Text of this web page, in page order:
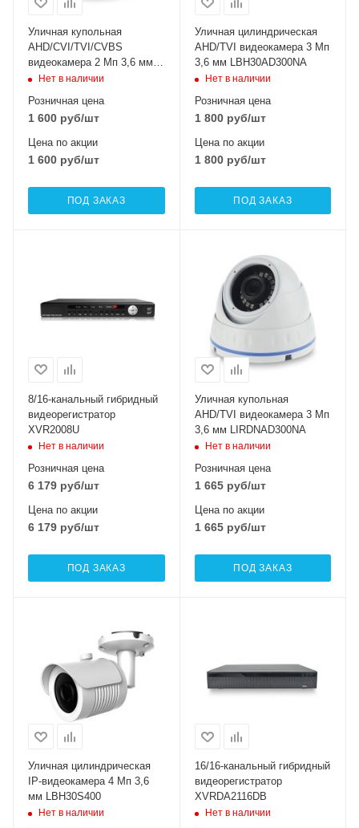
Уличная купольная
AHD/CVI/TVI/CVBS
видеокамера 2 Мп 3,6 мм
LIRDNHTC200F
Нет в наличии
Розничная цена
1 600 руб/шт
Цена по акции
1 600 руб/шт
ПОД ЗАКАЗ
Уличная цилиндрическая
AHD/TVI видеокамера 3 Мп
3,6 мм LBH30AD300NA
Нет в наличии
Розничная цена
1 800руб/шт
Цена по акции
1 800руб/шт
ПОД ЗАКАЗ
8/16-канальный гибридный
видеорегистратор
XVR2008U
Нет в наличии
Розничная цена
6 179 руб/шт
Цена по акции
6 179 руб/шт
ПОД ЗАКАЗ
Уличная купольная
AHD/TVI видеокамера 3 Мп
3,6 мм LIRDNAD300NA
Нет в наличии
Розничная цена
1 665руб/шт
Цена по акции
1 665руб/шт
ПОД ЗАКАЗ
Уличная цилиндрическая
IP-видеокамера 4 Мп 3,6
мм LBH30S400
Нет в наличии
16/16-канальный гибридный
видеорегистратор
XVRDA2116DB
Нет в наличии